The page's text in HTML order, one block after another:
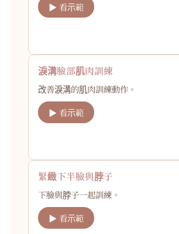
▶ 看示範
淚溝臉部肌肉訓練
改善淚溝的肌肉訓練動作。
▶ 看示範
緊緻下半臉與脖子
下臉與脖子一起訓練。
▶ 看示範